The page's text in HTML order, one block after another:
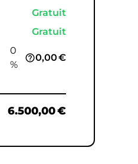
Gratuit
Gratuit
0
%
help_outline0,00 €
6.500,00 €